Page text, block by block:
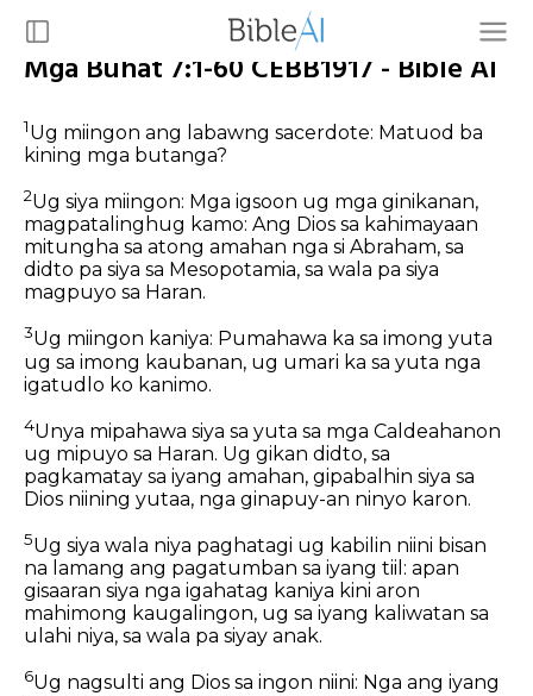
Mga Buhat 7:1-60 CEBB1917 - Bible AI
1Ug miingon ang labawng sacerdote: Matuod ba
kining mga butanga?
2Ug siya miingon: Mga igsoon ug mga ginikanan,
magpatalinghug kamo: Ang Dios sa kahimayaan
mitungha sa atong amahan nga si Abraham, sa
didto pa siya sa Mesopotamia, sa wala pa siya
magpuyo sa Haran.
3Ug miingon kaniya: Pumahawa ka sa imong yuta
ug sa imong kaubanan, ug umari ka sa yuta nga
igatudlo ko kanimo.
4Unya mipahawa siya sa yuta sa mga Caldeahanon
ug mipuyo sa Haran. Ug gikan didto, sa
pagkamatay sa iyang amahan, gipabalhin siya sa
Dios niining yutaa, nga ginapuy-an ninyo karon.
5Ug siya wala niya paghatagi ug kabilin niini bisan
na lamang ang pagatumban sa iyang tiil: apan
gisaaran siya nga igahatag kaniya kini aron
mahimong kaugalingon, ug sa iyang kaliwatan sa
ulahi niya, sa wala pa siyay anak.
6Ug nagsulti ang Dios sa ingon niini: Nga ang iyang